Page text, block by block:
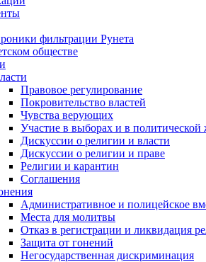
фильтрации Рунета
обществе
Правовое регулирование
Покровительство властей
Чувства верующих
Участие в выборах и в политической
Дискуссии о религии и власти
Дискуссии о религии и праве
Религии и карантин
Соглашения
Административное и полицейское
Места для молитвы
Отказ в регистрации и ликвидация
Защита от гонений
Негосударственная дискриминация